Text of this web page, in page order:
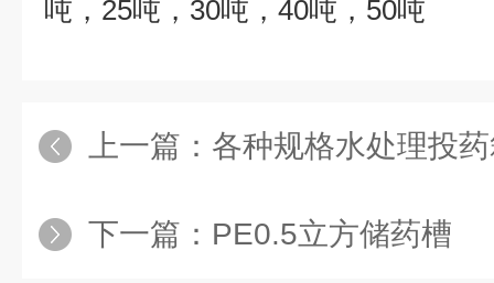
吨， 25吨， 30吨， 40吨， 50吨
上一篇： 各种规格水处理投
下一篇： PE0.5立方储药槽